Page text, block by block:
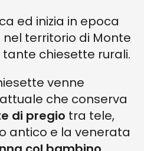
ed inizia in epoca
territorio di Monte
chiesette rurali.
venne
che conserva
di pregio tra tele,
antico e la venerata